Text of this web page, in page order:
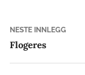
NESTE INNLEGGNeste
Flogeres